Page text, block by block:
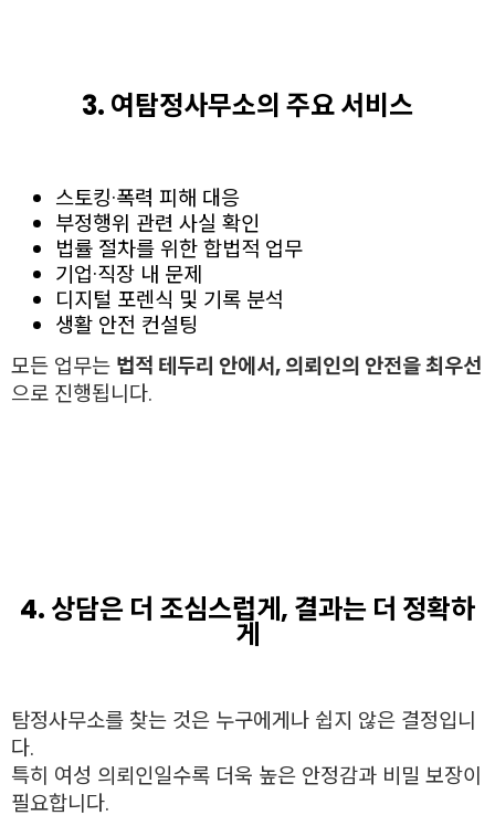
3. 여탐정사무소의 주요 서비스
스토킹·폭력 피해 대응
부정행위 관련 사실 확인
법률 절차를 위한 합법적 업무
기업·직장 내 문제
디지털 포렌식 및 기록 분석
생활 안전 컨설팅
모든 업무는 법적 테두리 안에서, 의뢰인의 안전을 최우선
으로 진행됩니다.
4. 상담은 더 조심스럽게, 결과는 더 정확하
게
탐정사무소를 찾는 것은 누구에게나 쉽지 않은 결정입니
다.
특히 여성 의뢰인일수록 더욱 높은 안정감과 비밀 보장이
필요합니다.